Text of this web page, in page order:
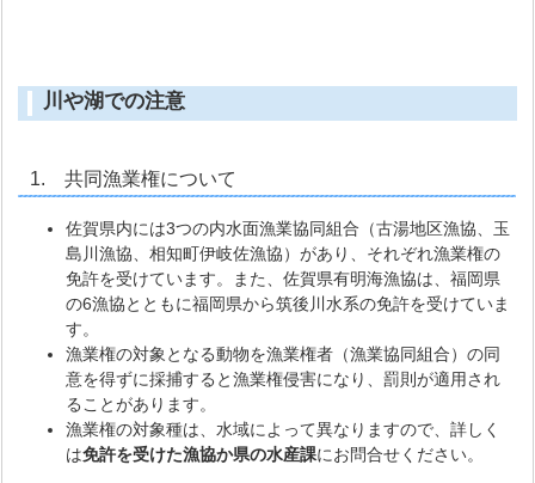
川や湖での注意
1. 共同漁業権について
佐賀県内には3つの内水面漁業協同組合（古湯地区漁協、玉
島川漁協、相知町伊岐佐漁協）があり、それぞれ漁業権の
免許を受けています。また、佐賀県有明海漁協は、福岡県
の6漁協とともに福岡県から筑後川水系の免許を受けていま
す。
漁業権の対象となる動物を漁業権者（漁業協同組合）の同
意を得ずに採捕すると漁業権侵害になり、罰則が適用され
ることがあります。
漁業権の対象種は、水域によって異なりますので、詳しく
は免許を受けた漁協か県の水産課にお問合せください。